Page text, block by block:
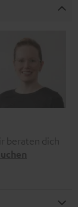
beraten dich